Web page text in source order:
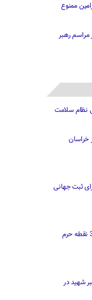
ممنوع
از 200 هزار زائر مراسم رهبر
نظام سلامت
خراسان
ثبت جهانی
اقامه نماز ظهر تاسوعا و عاشورای حسینی در 35 نقطه حرم
شهید در